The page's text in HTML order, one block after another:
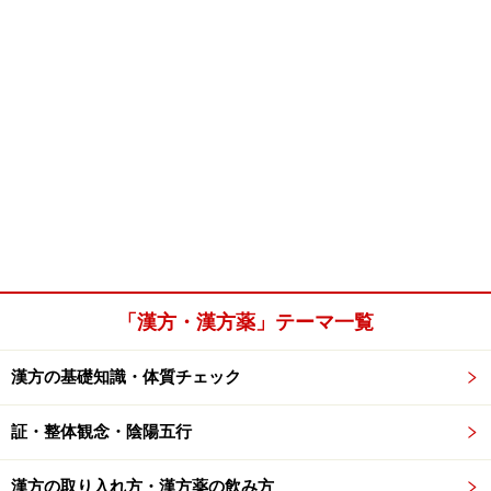
「漢方・漢方薬」テーマ一覧
漢方の基礎知識・体質チェック
証・整体観念・陰陽五行
漢方の取り入れ方・漢方薬の飲み方